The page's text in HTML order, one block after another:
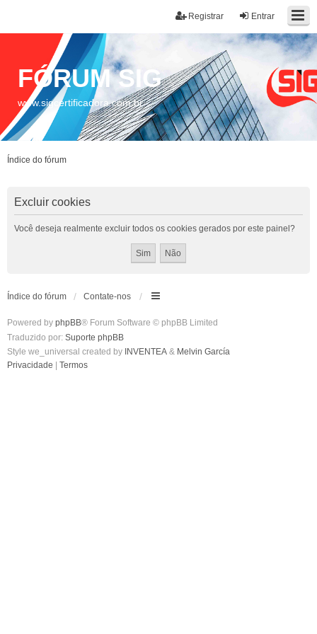
Entrar
Registrar
FÓRUM SIG
www.sigcertificadora.com.br
Índice do fórum
Excluir cookies
Você deseja realmente excluir todos os cookies gerados por este painel?
Índice do fórum Contate-nos
Powered by phpBB® Forum Software © phpBB Limited
Traduzido por: Suporte phpBB
Style we_universal created by INVENTEA & Melvin García
Privacidade
Termos